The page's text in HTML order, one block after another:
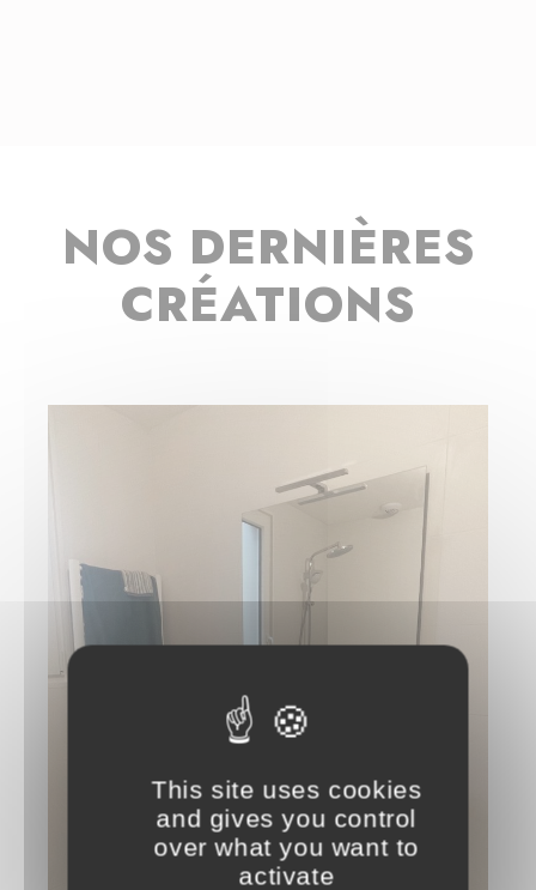
NOS DERNIÈRES
CRÉATIONS
Salle de Bain
This site uses cookies
and gives you control
over what you want to
activate